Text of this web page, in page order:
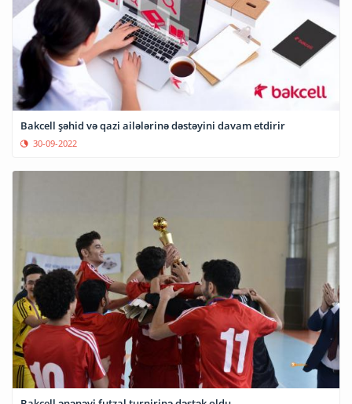
Bakcell şəhid və qazi ailələrinə dəstəyini davam etdirir
30-09-2022